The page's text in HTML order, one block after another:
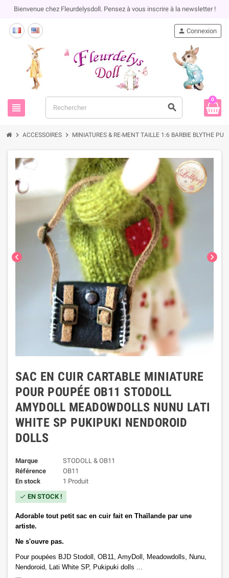
Bienvenue chez Fleurdelysdoll. Pensez à vous inscrire à la newsletter !
view_headline search
person Connexion
0
chevron_right ACCESSOIRES chevron_right MINIATURES & RE-MENT TAILLE 1:6 BARBIE BLYTHE
chevron_left chevron_right
SAC EN CUIR CARTABLE MINIATURE
POUR POUPÉE OB11 STODOLL
AMYDOLL MEADOWDOLLS NUNU LATI
WHITE SP PUKIPUKI NENDOROID
DOLLS
Marque
STODOLL & OB11
Référence
OB11
En stock
1 Produit
check EN STOCK !
Adorable tout petit sac en cuir fait en Thaïlande par une
artiste.
Ne s'ouvre pas.
Pour poupées BJD Stodoll, OB11, AmyDoll, Meadowdolls, Nunu,
Nendoroid, Lati White SP, Pukipuki dolls ...